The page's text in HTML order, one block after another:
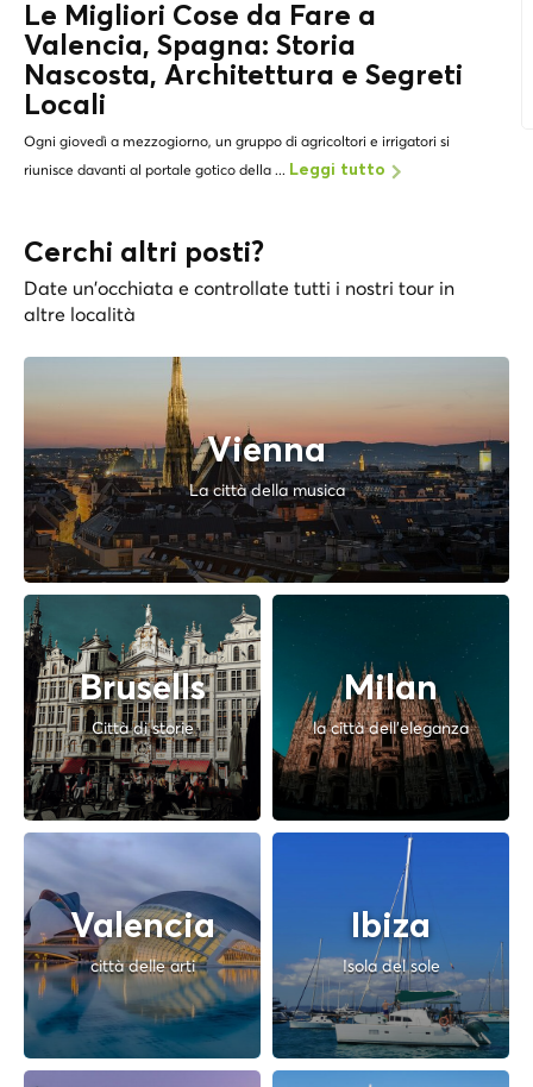
Le Migliori Cose da Fare a
Valencia, Spagna: Storia
Nascosta, Architettura e Segreti
Locali
Ogni giovedì a mezzogiorno, un gruppo di agricoltori e irrigatori si
riunisce davanti al portale gotico della ... Leggi tutto
Cerchi altri posti?
Date un'occhiata e controllate tutti i nostri tour in
altre località
Vienna
La città della musica
Brusells
Città di storie
Milan
la città dell'eleganza
Valencia
città delle arti
Ibiza
Isola del sole